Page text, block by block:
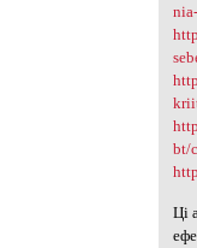
bt/
Ці